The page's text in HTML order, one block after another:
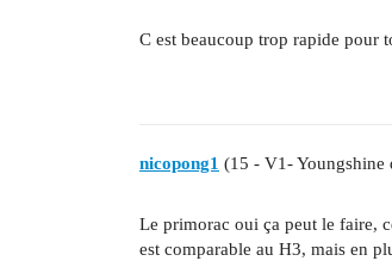
C est beaucoup trop rapide pour
nicopong1 (15 - V1- Youngshine
Le primorac oui ça peut le faire,
est comparable au H3, mais en